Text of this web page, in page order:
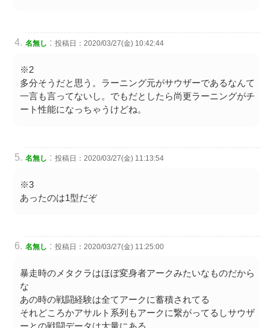
名無し : 投稿日：2020/03/27(金) 10:42:44
※2
多分そうだと思う。ラーニング元がサウザーであるなんて
一言も言ってないし。でもだとしたら尚更ラーニングがチ
ート性能になっちゃうけどね。
名無し : 投稿日：2020/03/27(金) 11:13:54
※3
あったのは1型だぞ
名無し : 投稿日：2020/03/27(金) 11:25:00
暴走時のメタクラはほぼ変身者アークみたいなものだから
な
あの時の戦闘経験は全てアークに蓄積されてる
それどころかアサルト系列もアークに繋がってるしサウザ
ーとの戦闘データは大量にある